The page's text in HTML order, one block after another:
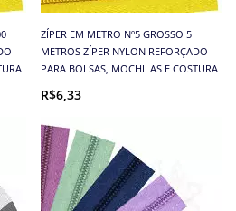
ZÍPER EM METRO Nº5 GROSSO 5
METROS ZÍPER NYLON REFORÇADO
PARA BOLSAS, MOCHILAS E COSTURA
R$6,33